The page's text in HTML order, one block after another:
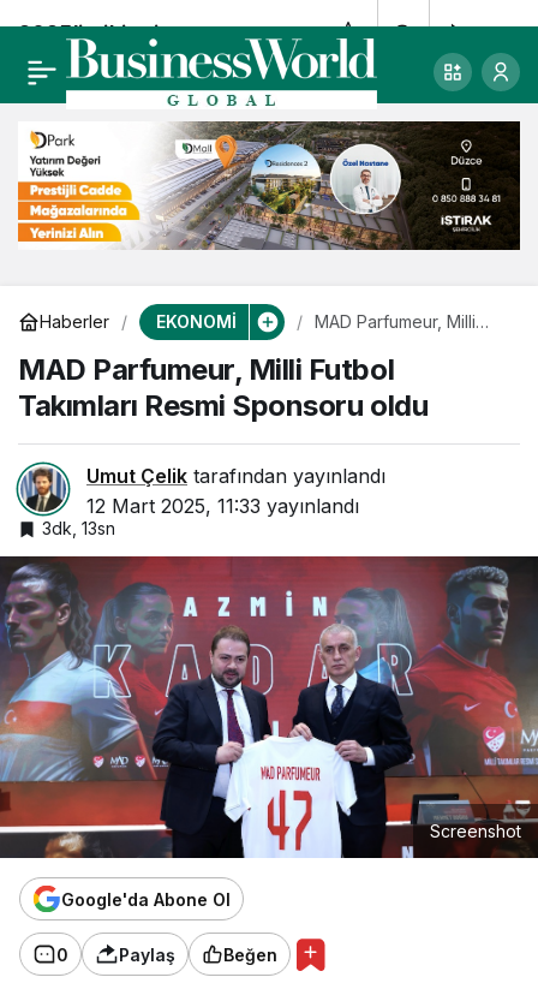
Haberler EKONOMİ
MAD Parfumeur, Milli
Sponsoru oldu
MAD Parfumeur, Milli Futbol
Takımları Resmi Sponsoru oldu
Umut Çelik tarafından yayınlandı
12 Mart 2025, 11:33 yayınlandı
3dk, 13sn
Screenshot
Google'da Abone Ol
0 Paylaş Beğen
2025’in ikinci
yarısında sanayi ve
üretimde hareketlilik
artacak
0 Paylaş